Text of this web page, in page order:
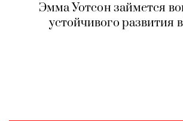
Эмма Уотсон займется
устойчивого развития